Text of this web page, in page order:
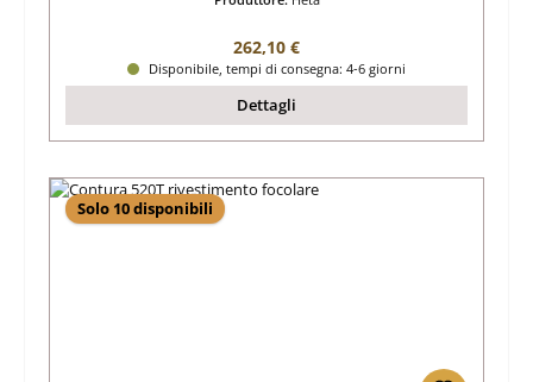
Prezzo normale:
262,10 €
Disponibile, tempi di consegna: 4-6 giorni
Dettagli
Solo 10 disponibili